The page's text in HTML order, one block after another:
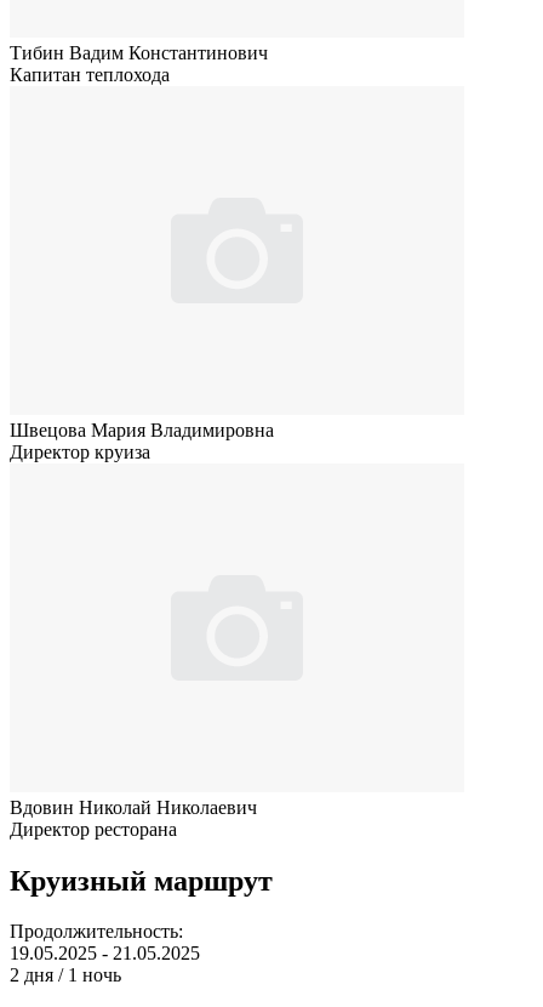
Тибин Вадим Константинович
Капитан теплохода
Швецова Мария Владимировна
Директор круиза
Вдовин Николай Николаевич
Директор ресторана
Круизный маршрут
Продолжительность:
19.05.2025 - 21.05.2025
2 дня / 1 ночь